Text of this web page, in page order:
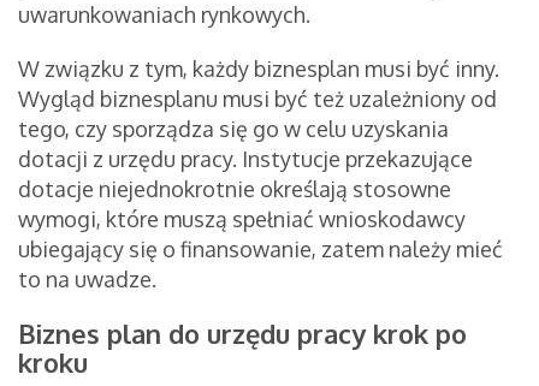
uwarunkowaniach rynkowych.
W związku z tym, każdy biznesplan musi być inny.
Wygląd biznesplanu musi być też uzależniony od
tego, czy sporządza się go w celu uzyskania
dotacji z urzędu pracy. Instytucje przekazujące
dotacje niejednokrotnie określają stosowne
wymogi, które muszą spełniać wnioskodawcy
ubiegający się o finansowanie, zatem należy mieć
to na uwadze.
Biznes plan do urzędu pracy krok po
kroku